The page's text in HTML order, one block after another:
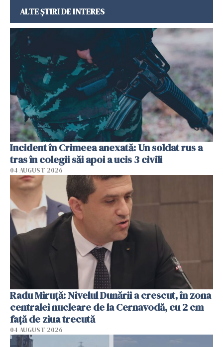
ALTE ȘTIRI DE INTERES
Incident în Crimeea anexată: Un soldat rus a
tras în colegii săi apoi a ucis 3 civili
04 AUGUST 2026
Radu Miruţă: Nivelul Dunării a crescut, în zona
centralei nucleare de la Cernavodă, cu 2 cm
faţă de ziua trecută
04 AUGUST 2026